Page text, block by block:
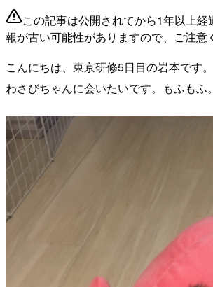
この記事は公開されてから1年以上
報が古い可能性がありますので、ご注意
こんにちは、東京研修5日目の岩本です。
わさびちゃんに会いたいです。もふもふ。